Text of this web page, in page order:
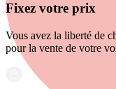
Fixez votre prix
Vous avez la liberté de
pour la vente de votre